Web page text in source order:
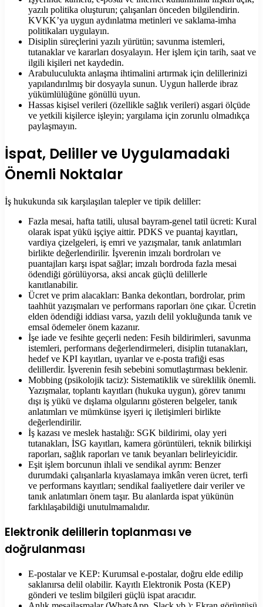
yazılı politika oluşturun; çalışanları önceden bilgilendirin.
KVKK’ya uygun aydınlatma metinleri ve saklama-imha
politikaları uygulayın.
Disiplin süreçlerini yazılı yürütün; savunma istemleri,
tutanaklar ve kararları dosyalayın. Her işlem için tarih, saat ve
ilgili kişileri net kaydedin.
Arabuluculukta anlaşma ihtimalini artırmak için delillerinizi
yapılandırılmış bir dosyayla sunun. Uygun hallerde ibraz
yükümlülüğüne gönüllü uyun.
Hassas kişisel verileri (özellikle sağlık verileri) asgari ölçüde
ve yetkili kişilerce işleyin; yargılama için zorunlu olmadıkça
paylaşmayın.
İspat, Deliller ve Uygulamadaki
Önemli Noktalar
İş hukukunda sık karşılaşılan talepler ve tipik deliller:
Fazla mesai, hafta tatili, ulusal bayram-genel tatil ücreti: Kural
olarak ispat yükü işçiye aittir. PDKS ve puantaj kayıtları,
vardiya çizelgeleri, iş emri ve yazışmalar, tanık anlatımları
birlikte değerlendirilir. İşverenin imzalı bordroları ve
puantajları karşı ispat sağlar; imzalı bordroda fazla mesai
ödendiği görülüyorsa, aksi ancak güçlü delillerle
kanıtlanabilir.
Ücret ve prim alacakları: Banka dekontları, bordrolar, prim
taahhüt yazışmaları ve performans raporları öne çıkar. Ücretin
elden ödendiği iddiası varsa, yazılı delil yokluğunda tanık ve
emsal ödemeler önem kazanır.
İşe iade ve fesihte geçerli neden: Fesih bildirimleri, savunma
istemleri, performans değerlendirmeleri, disiplin tutanakları,
hedef ve KPI kayıtları, uyarılar ve e-posta trafiği esas
delillerdir. İşverenin fesih sebebini somutlaştırması beklenir.
Mobbing (psikolojik taciz): Sistematiklik ve süreklilik önemli.
Yazışmalar, toplantı kayıtları (hukuka uygun), görev tanımı
dışı iş yükü ve dışlama olgularını gösteren belgeler, tanık
anlatımları ve mümkünse işyeri iç iletişimleri birlikte
değerlendirilir.
İş kazası ve meslek hastalığı: SGK bildirimi, olay yeri
tutanakları, İSG kayıtları, kamera görüntüleri, teknik bilirkişi
raporları, sağlık raporları ve tanık beyanları belirleyicidir.
Eşit işlem borcunun ihlali ve sendikal ayrım: Benzer
durumdaki çalışanlarla kıyaslamaya imkân veren ücret, terfi
ve performans kayıtları; sendikal faaliyetlere dair veriler ve
tanık anlatımları önem taşır. Bu alanlarda ispat yükünün
farklılaşabildiği unutulmamalıdır.
Elektronik delillerin toplanması ve
doğrulanması
E-postalar ve KEP: Kurumsal e-postalar, doğru elde edilip
saklanırsa delil olabilir. Kayıtlı Elektronik Posta (KEP)
gönderi ve teslim bilgileri güçlü ispat aracıdır.